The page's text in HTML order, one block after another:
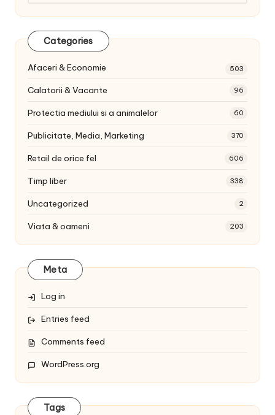
Categories
Afaceri & Economie 503
Calatorii & Vacante 96
Protectia mediului si a animalelor 60
Publicitate, Media, Marketing 370
Retail de orice fel 606
Timp liber 338
Uncategorized 2
Viata & oameni 203
Meta
Log in
Entries feed
Comments feed
WordPress.org
Tags